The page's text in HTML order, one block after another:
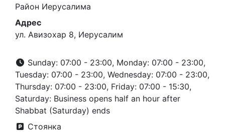
Район Иерусалима
Адрес
ул. Авизохар 8, Иерусалим
Sunday: 07:00 - 23:00, Monday: 07:00 - 23:00,
Tuesday: 07:00 - 23:00, Wednesday: 07:00 - 23:00,
Thursday: 07:00 - 23:00, Friday: 07:00 - 15:30,
Saturday: Business opens half an hour after
Shabbat (Saturday) ends
Стоянка